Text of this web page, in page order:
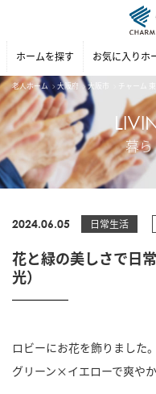
ホームを探す お気に入りホ
老人ホーム 大阪府 大阪市 チャーム
暮
2024.06.05 日常生活
花と緑の美しさで日
光）
ロビーにお花を飾りました。
グリーン×イエローで爽やか